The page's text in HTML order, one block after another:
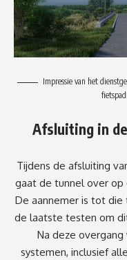
Impressie van het
fietspad
Afsluiting in
Tijdens de afsluiting
gaat de tunnel over op
De aannemer is tot
de laatste testen om
Na deze
systemen, inclusief